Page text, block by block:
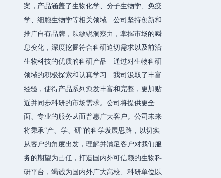
案，产品涵盖了生物化学、分子生物学、免疫
学、细胞生物学等相关领域，公司坚持创新和
推广自有品牌，以敏锐洞察力，掌握市场的瞬
息变化，深度挖掘符合科研迫切需求以及前沿
生物科技的优质的科研产品，通过对生物科研
领域的积极探索和认真学习，我司汲取了丰富
经验，使得产品系列愈发丰富和完整，更加贴
近并同步科研的市场需求。公司将提供更全
面、专业的服务从而普惠广大客户。公司未来
将秉承“产、学、研”的科学发展思路，以切实
从客户的角度出发，理解并满足客户对我们服
务的期望为己任，打造国内外可信赖的生物科
研平台，竭诚为国内外广大高校、科研单位以